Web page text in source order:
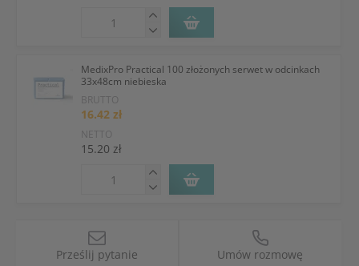
MedixPro Practical 100 złożonych serwet w odcinkach
33x48cm niebieska
BRUTTO
16.42 zł
NETTO
15.20 zł
Prześlij pytanie Umów rozmowę